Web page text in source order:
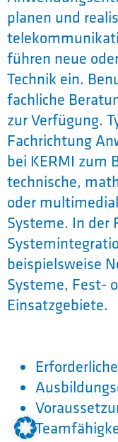
planen und
führen neue
Technik ein.
fachliche
zur Verfügung.
Fachrichtung
bei KERMI zum
technische,
oder
Systeme. In der
beispielsweise
Systeme, Fest-
Einsatzgebiete.